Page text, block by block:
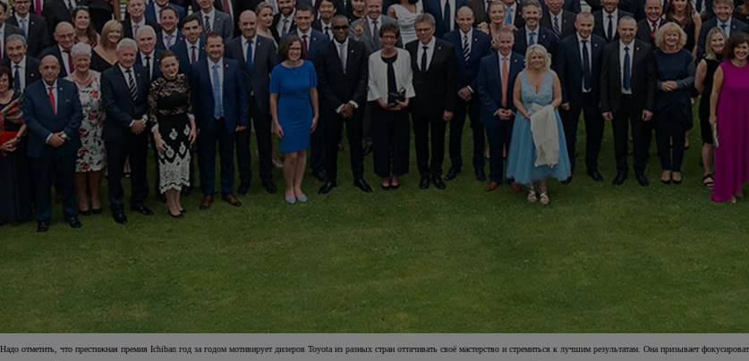
Надо отметить, что престижная премия Ichiban год за годом мотивирует дилеров Toyota из разных стран оттачивать своё мастерство и стремиться к лучшим результатам. Она призывает